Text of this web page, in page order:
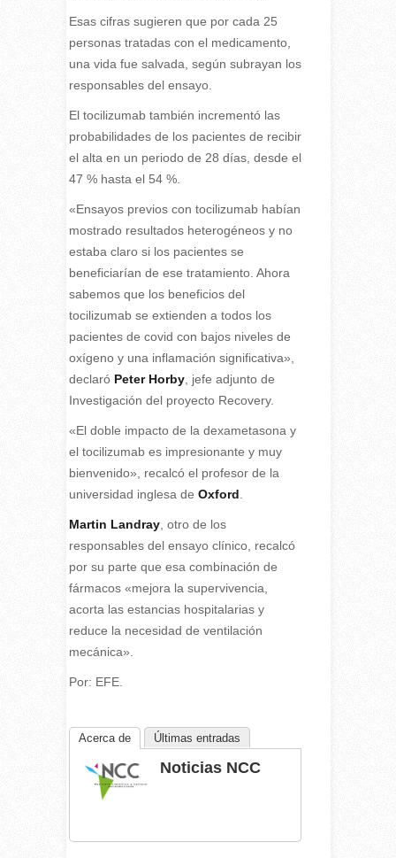
Esas cifras sugieren que por cada 25
personas tratadas con el medicamento,
una vida fue salvada, según subrayan los
responsables del ensayo.
El tocilizumab también incrementó las
probabilidades de los pacientes de recibir
el alta en un periodo de 28 días, desde el
47 % hasta el 54 %.
«Ensayos previos con tocilizumab habían
mostrado resultados heterogéneos y no
estaba claro si los pacientes se
beneficiarían de ese tratamiento. Ahora
sabemos que los beneficios del
tocilizumab se extienden a todos los
pacientes de covid con bajos niveles de
oxígeno y una inflamación significativa»,
declaró Peter Horby, jefe adjunto de
Investigación del proyecto Recovery.
«El doble impacto de la dexametasona y
el tocilizumab es impresionante y muy
bienvenido», recalcó el profesor de la
universidad inglesa de Oxford.
Martin Landray, otro de los
responsables del ensayo clínico, recalcó
por su parte que esa combinación de
fármacos «mejora la supervivencia,
acorta las estancias hospitalarias y
reduce la necesidad de ventilación
mecánica».
Por: EFE.
Acerca de Últimas entradas
Noticias NCC